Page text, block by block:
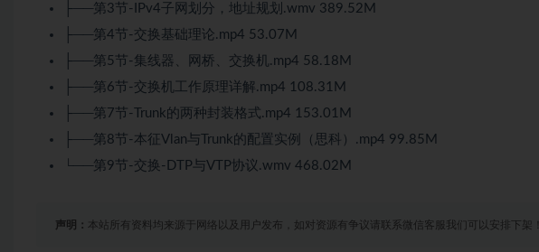
├──第3节-IPv4子网划分，地址规划.wmv 389.52M
├──第4节-交换基础理论.mp4 53.07M
├──第5节-集线器、网桥、交换机.mp4 58.18M
├──第6节-交换机工作原理详解.mp4 108.31M
├──第7节-Trunk的两种封装格式.mp4 153.01M
├──第8节-本征Vlan与Trunk的配置实例（思科）.mp4 99.85M
└──第9节-交换-DTP与VTP协议.wmv 468.02M
声明： 本站所有资料均来源于网络以及用户发布，如对资源有争议请联系微信客服我们可以安排下架！